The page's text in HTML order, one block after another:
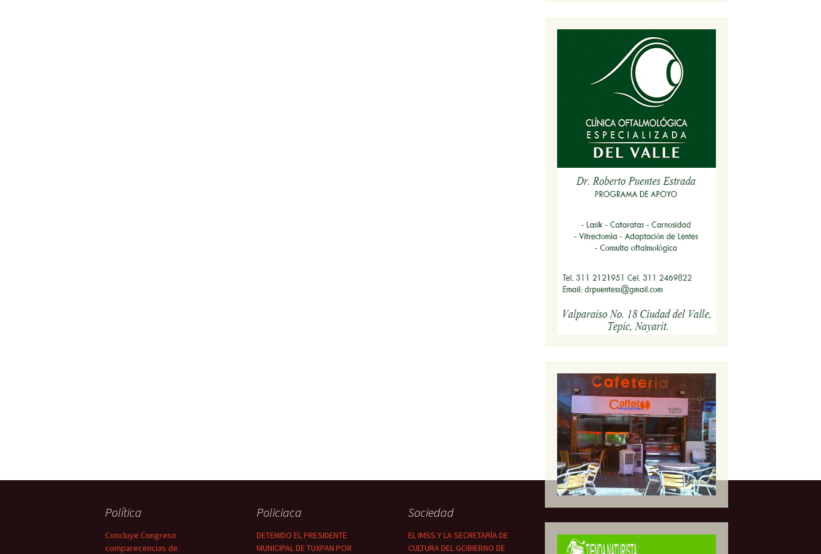
Política
Concluye Congreso
comparecencias de
Policiaca
DETENIDO EL PRESIDENTE
MUNICIPAL DE TUXPAN POR
Sociedad
EL IMSS Y LA SECRETARÍA DE
CULTURA DEL GOBIERNO DE